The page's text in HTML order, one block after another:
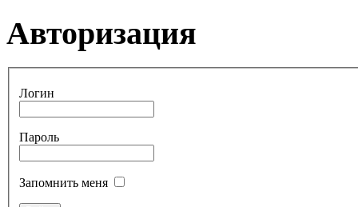
Авторизация
Логин
Пароль
Запомнить меня